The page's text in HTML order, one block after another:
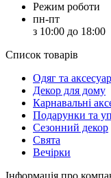
Режим роботи
пн-пт
з 10:00 до 18:00
Список товарів
Oдяг та
Декор для дому
Карнавальні
Подарунки та
Сезонний декор
Свята
Вечірки